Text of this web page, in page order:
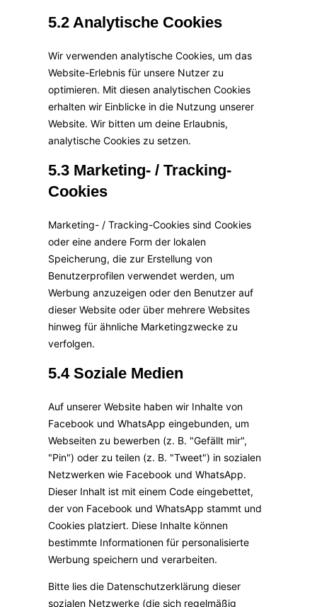
5.2 Analytische Cookies
Wir verwenden analytische Cookies, um das
Website-Erlebnis für unsere Nutzer zu
optimieren. Mit diesen analytischen Cookies
erhalten wir Einblicke in die Nutzung unserer
Website. Wir bitten um deine Erlaubnis,
analytische Cookies zu setzen.
5.3 Marketing- / Tracking-
Cookies
Marketing- / Tracking-Cookies sind Cookies
oder eine andere Form der lokalen
Speicherung, die zur Erstellung von
Benutzerprofilen verwendet werden, um
Werbung anzuzeigen oder den Benutzer auf
dieser Website oder über mehrere Websites
hinweg für ähnliche Marketingzwecke zu
verfolgen.
5.4 Soziale Medien
Auf unserer Website haben wir Inhalte von
Facebook und WhatsApp eingebunden, um
Webseiten zu bewerben (z. B. "Gefällt mir",
"Pin") oder zu teilen (z. B. "Tweet") in sozialen
Netzwerken wie Facebook und WhatsApp.
Dieser Inhalt ist mit einem Code eingebettet,
der von Facebook und WhatsApp stammt und
Cookies platziert. Diese Inhalte können
bestimmte Informationen für personalisierte
Werbung speichern und verarbeiten.
Bitte lies die Datenschutzerklärung dieser
sozialen Netzwerke (die sich regelmäßig